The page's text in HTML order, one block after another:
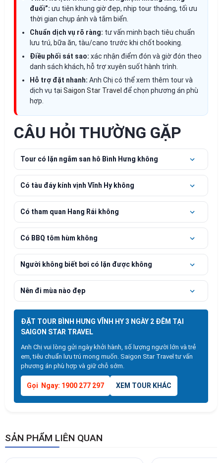
đuối”: ưu tiên khung giờ đẹp, nhịp tour thoáng, tối ưu
thời gian chụp ảnh và tắm biển.
Chuẩn dịch vụ rõ ràng: tư vấn minh bạch tiêu chuẩn
lưu trú, bữa ăn, tàu/cano trước khi chốt booking.
Điều phối sát sao: xác nhận điểm đón và giờ đón theo
danh sách khách, hỗ trợ xuyên suốt hành trình.
Hỗ trợ đặt nhanh: Anh Chị có thể xem thêm tour và
dịch vụ tại Saigon Star Travel để chọn phương án phù
hợp.
CÂU HỎI THƯỜNG GẶP
Tour có lặn ngắm san hô Bình Hưng không
Có tàu đáy kính vịnh Vĩnh Hy không
Có tham quan Hang Rái không
Có BBQ tôm hùm không
Người không biết bơi có lặn được không
Nên đi mùa nào đẹp
ĐẶT TOUR BÌNH HƯNG VĨNH HY 3 NGÀY 2 ĐÊM TẠI
SAIGON STAR TRAVEL
Anh Chị vui lòng gửi ngày khởi hành, số lượng người lớn và trẻ
em, tiêu chuẩn lưu trú mong muốn. Saigon Star Travel tư vấn
phương án phù hợp và giữ chỗ sớm.
Gọi Ngay: 1900 277 297 XEM TOUR KHÁC
SẢN PHẨM LIÊN QUAN